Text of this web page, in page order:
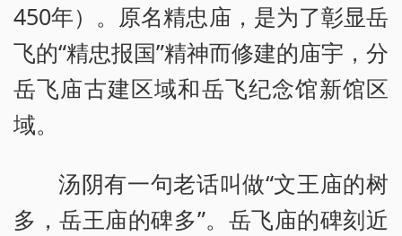
450年）。原名精忠庙，是为了彰显岳
飞的“精忠报国”精神而修建的庙宇，分
岳飞庙古建区域和岳飞纪念馆新馆区
域。
汤阴有一句老话叫做“文王庙的树
多，岳王庙的碑多”。岳飞庙的碑刻近